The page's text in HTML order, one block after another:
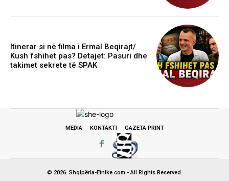
Itinerar si në filma i Ermal Beqirajt/
Kush fshihet pas? Detajet: Pasuri dhe
takimet sekrete të SPAK
MEDIA KONTAKTI GAZETA PRINT
© 2026. Shqipëria-Etnike.com - All Rights Reserved.